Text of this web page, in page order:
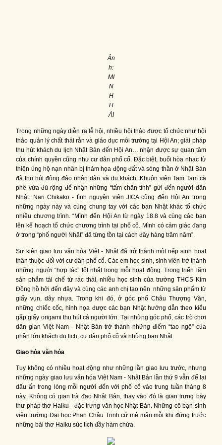
Ản
h:
MI
N
H
H
ẢI
Trong những ngày diễn ra lễ hội, nhiều hội thảo được tổ chức như hội
thảo quản lý chất thải rắn và giáo dục môi trường tại Hội An; giải pháp
thu hút khách du lịch Nhật Bản đến Hội An… nhận được sự quan tâm
của chính quyền cũng như cư dân phố cổ. Đặc biệt, buổi hòa nhạc từ
thiện ủng hộ nạn nhân bị thảm họa động đất và sóng thần ở Nhật Bản
đã thu hút đông đảo nhân dân và du khách. Khuôn viên Tam Tam cà
phê vừa đủ rộng để nhận những “tấm chân tình” gửi đến người dân
Nhật. Nari Chikako - tình nguyện viên JICA cũng đến Hội An trong
những ngày này và cùng chung tay với các bạn Nhật khác tổ chức
nhiều chương trình. “Mình đến Hội An từ ngày 18.8 và cùng các bạn
lên kế hoạch tổ chức chương trình tại phố cổ. Mình có cảm giác đang
ở trong “phố người Nhật” đã từng tồn tại cách đây hàng trăm năm”.
Sự kiện giao lưu văn hóa Việt - Nhật đã trở thành một nếp sinh hoạt
thân thuộc đối với cư dân phố cổ. Các em học sinh, sinh viên trở thành
những người “hợp tác” tốt nhất trong mỗi hoạt động. Trong triển lãm
sản phẩm tái chế từ rác thải, nhiều học sinh của trường THCS Kim
Đồng hồ hởi đến đây và cùng các anh chị tạo nên những sản phẩm từ
giấy vụn, dây nhựa. Trong khi đó, ở góc phố Châu Thượng Văn,
những chiếc cốc, hình họa được các bạn Nhật hướng dẫn theo kiểu
gấp giấy origami thu hút cả người lớn. Tại những góc phố, các trò chơi
dân gian Việt Nam - Nhật Bản trở thành những điểm “tao ngộ” của
phần lớn khách du lịch, cư dân phố cổ và những bạn Nhật.
Giao hòa văn hóa
Tuy không có nhiều hoạt động như những lần giao lưu trước, nhưng
những ngày giao lưu văn hóa Việt Nam - Nhật Bản lần thứ 9 vẫn để lại
dấu ấn trong lòng mỗi người đến với phố cổ vào trung tuần tháng 8
này. Không có gian trà đạo Nhật Bản, thay vào đó là gian trưng bày
thư pháp thơ Haiku - đặc trưng văn học Nhật Bản. Những cô bạn sinh
viên trường Đại học Phan Châu Trinh cứ mê mẩn mỗi khi đứng trước
những bài thơ Haiku súc tích đầy hàm chứa.